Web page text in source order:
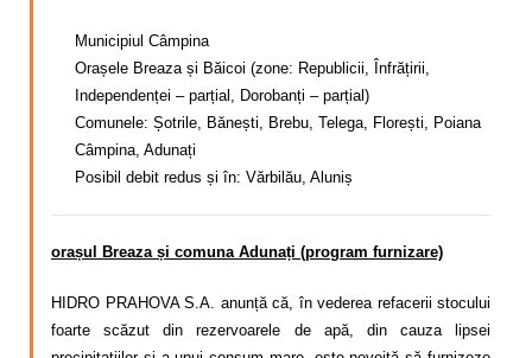
Municipiul Câmpina
Orașele Breaza și Băicoi (zone: Republicii, Înfrățirii,
Independenței – parțial, Dorobanți – parțial)
Comunele: Șotrile, Bănești, Brebu, Telega, Florești, Poiana
Câmpina, Adunați
Posibil debit redus și în: Vărbilău, Aluniș
orașul Breaza și comuna Adunați (program furnizare)
HIDRO PRAHOVA S.A. anunță că, în vederea refacerii stocului
foarte scăzut din rezervoarele de apă, din cauza lipsei